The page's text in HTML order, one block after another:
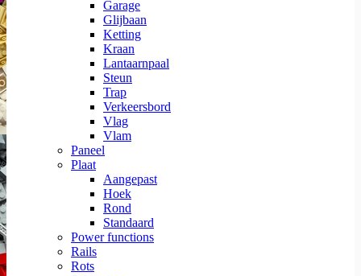
Garage
Glijbaan
Ketting
Kraan
Lantaarnpaal
Steun
Trap
Verkeersbord
Vlag
Vlam
Paneel
Plaat
Aangepast
Hoek
Rond
Standaard
Power functions
Rails
Rots